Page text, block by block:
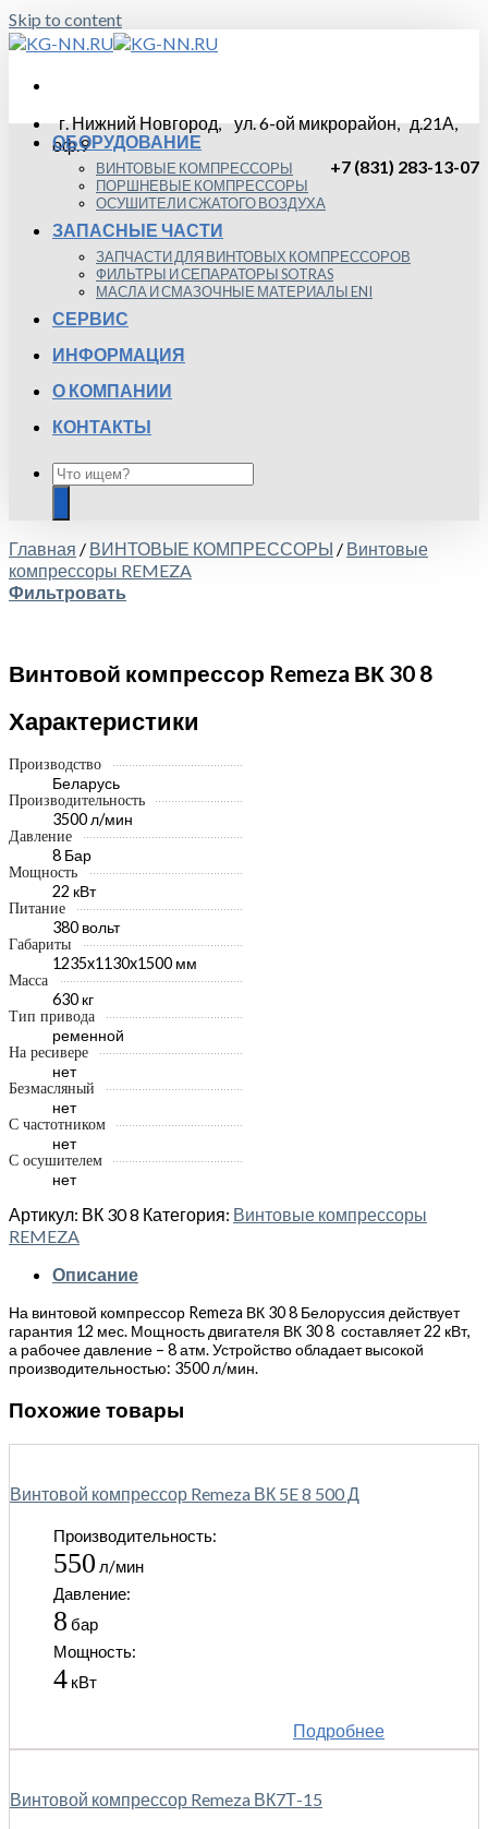
Skip to content
г. Нижний Новгород, ул. 6-ой микрорайон, д.21А,
оф.9
+7 (831) 283-13-07
ОБОРУДОВАНИЕ
ВИНТОВЫЕ КОМПРЕССОРЫ
ПОРШНЕВЫЕ КОМПРЕССОРЫ
ОСУШИТЕЛИ СЖАТОГО ВОЗДУХА
ЗАПАСНЫЕ ЧАСТИ
ЗАПЧАСТИ ДЛЯ ВИНТОВЫХ КОМПРЕССОРОВ
ФИЛЬТРЫ И СЕПАРАТОРЫ SOTRAS
МАСЛА И СМАЗОЧНЫЕ МАТЕРИАЛЫ ENI
СЕРВИС
ИНФОРМАЦИЯ
О КОМПАНИИ
КОНТАКТЫ
Главная / ВИНТОВЫЕ КОМПРЕССОРЫ / Винтовые
компрессоры REMEZA
Фильтровать
Винтовой компрессор Remeza ВК 30 8
Характеристики
Производство
Беларусь
Производительность
3500 л/мин
Давление
8 Бар
Мощность
22 кВт
Питание
380 вольт
Габариты
1235x1130x1500 мм
Масса
630 кг
Тип привода
ременной
На ресивере
нет
Безмасляный
нет
С частотником
нет
С осушителем
нет
Артикул: ВК 30 8 Категория: Винтовые компрессоры
REMEZA
Описание
На винтовой компрессор Remeza ВК 30 8 Белоруссия действует
гарантия 12 мес. Мощность двигателя ВК 30 8 составляет 22 кВт,
а рабочее давление – 8 атм. Устройство обладает высокой
производительностью: 3500 л/мин.
Похожие товары
Винтовой компрессор Remeza ВК 5E 8 500 Д
Производительность:
550 л/мин
Давление:
8 бар
Мощность:
4 кВт
Подробнее
Винтовой компрессор Remeza ВК7Т-15